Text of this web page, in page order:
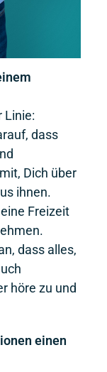
Linie:
dass
Dich über
ihnen.
Freizeit
dass alles,
höre zu und
einen